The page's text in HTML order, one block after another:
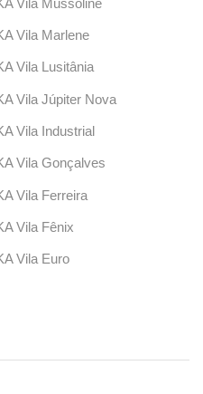
Vila Mussoline
Vila Marlene
Vila Lusitânia
Vila Júpiter Nova
Vila Industrial
Vila Gonçalves
Vila Ferreira
Vila Fênix
Vila Euro